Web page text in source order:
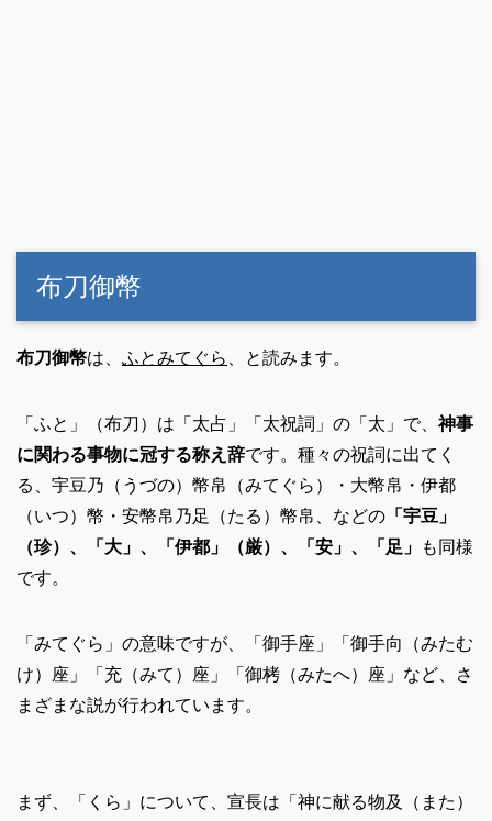
布刀御幣
布刀御幣は、 ふとみてぐら 、と読みます。
「ふと」（布刀）は「太占」「太祝詞」の「太」で、神事
に関わる事物に冠する称え辞です。種々の祝詞に出てく
る、宇豆乃（うづの）幣帛（みてぐら）・大幣帛・伊都
（いつ）幣・安幣帛乃足（たる）幣帛、などの 「宇豆」
（珍）、「大」、「伊都」（厳）、「安」、「足」
も同様
です。
「みてぐら」の意味ですが、「御手座」「御手向（みたむ
け）座」「充（みて）座」「御栲（みたへ）座」など、さ
まざまな説が行われています。
まず、「くら」について、宣長は「神に献る物及（また）